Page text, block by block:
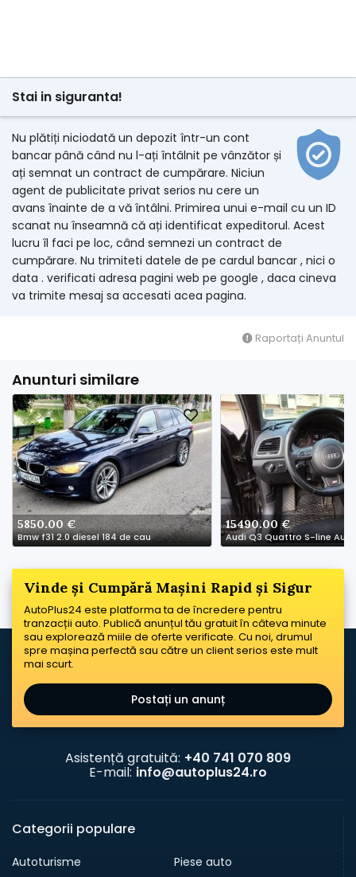
Stai in siguranta!
Nu plătiți niciodată un depozit într-un cont
bancar până când nu l-ați întâlnit pe vânzător și
ați semnat un contract de cumpărare. Niciun
agent de publicitate privat serios nu cere un
avans înainte de a vă întâlni. Primirea unui e-mail cu un ID
scanat nu înseamnă că ați identificat expeditorul. Acest
lucru îl faci pe loc, când semnezi un contract de
cumpărare. Nu trimiteti datele de pe cardul bancar , nici o
data . verificati adresa pagini web pe google , daca cineva
va trimite mesaj sa accesati acea pagina.
Raportați Anuntul
Anunturi similare
5850.00 €
Bmw f31 2.0 diesel 184 de cau
15490.00 €
Audi Q3 Quattro S-line
Vinde și Cumpără Mașini Rapid și Sigur
AutoPlus24 este platforma ta de încredere pentru
tranzacții auto. Publică anunțul tău gratuit în câteva minute
sau explorează miile de oferte verificate. Cu noi, drumul
spre mașina perfectă sau către un client serios este mult
mai scurt.
Postați un anunț
Asistență gratuită: +40 741 070 809
E-mail: info@autoplus24.ro
Categorii populare
Autoturisme
Piese auto